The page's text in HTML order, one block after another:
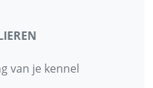
van je kennel